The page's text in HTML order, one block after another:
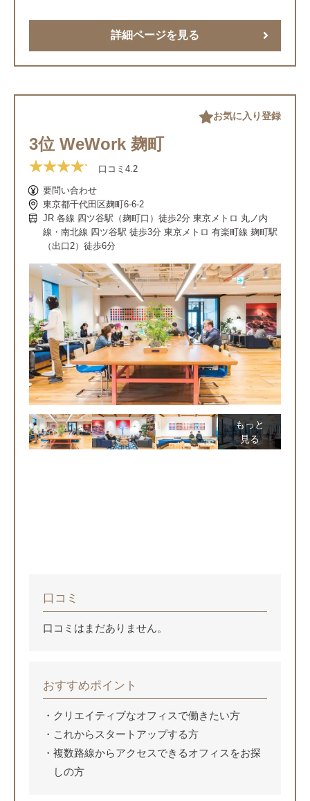
詳細ページを見る
3位 WeWork 麹町
口コミ 4.2
要問い合わせ
東京都千代田区麹町6-6-2
JR 各線 四ツ谷駅（麹町口）徒歩2分 東京メトロ 丸ノ内
線・南北線 四ツ谷駅 徒歩3分 東京メトロ 有楽町線 麹町駅
（出口2）徒歩6分
お気に入り登録
もっと
見る
口コミ
口コミはまだありません。
おすすめポイント
クリエイティブなオフィスで働きたい方
これからスタートアップする方
複数路線からアクセスできるオフィスをお探
しの方